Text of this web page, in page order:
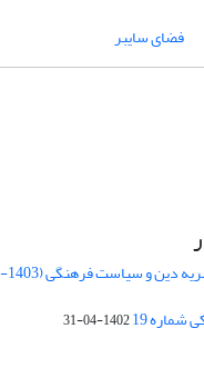
فضای سایبر
دین و سیاست فرهنگی (1403- 1405)
شماره 19 1402-04-31